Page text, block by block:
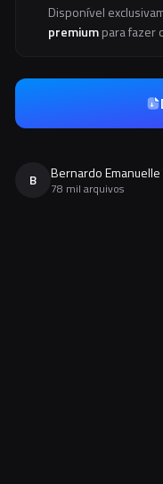
Disponível
premiumpara fazer
B Bernardo Emanuelle
78 mil arquivos